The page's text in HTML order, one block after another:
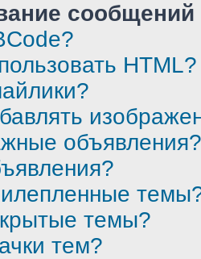
HTML?
объявления?
темы?
тем?